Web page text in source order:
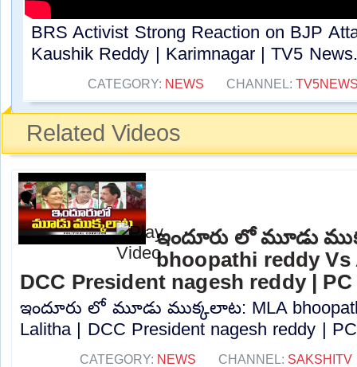
BRS Activist Strong Reaction on BJP
Kaushik Reddy | Karimnagar | TV5
CATEGORY: NEWS CHANNEL:
Related Videos
ఇందూరు లో మూడు
bhoopathi reddy Vs
DCC President nagesh reddy | PC
ఇందూరు లో మూడు ముక్కలాట: MLA
Lalitha | DCC President nagesh reddy |
CATEGORY: NEWS CHANNEL: SAKSHITV